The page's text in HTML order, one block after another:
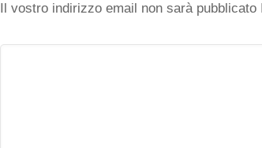
Il vostro indirizzo email non sarà